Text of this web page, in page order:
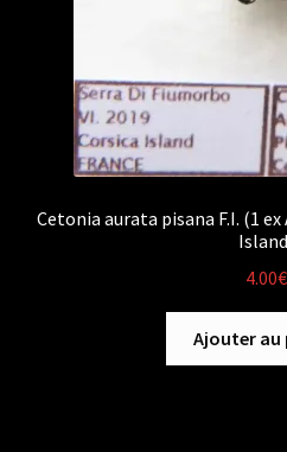
Cetonia aurata pisana F.I. (1
4.00€
Ajouter au